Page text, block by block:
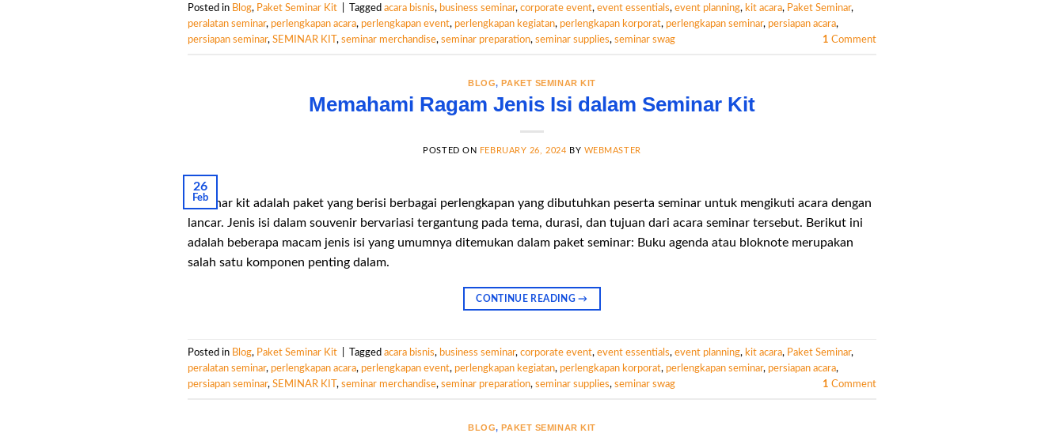
Posted in Blog, Paket Seminar Kit Tagged acara bisnis, business seminar, corporate event, event essentials, event planning, kit acara, Paket Seminar,
peralatan seminar, perlengkapan acara, perlengkapan event, perlengkapan kegiatan, perlengkapan korporat, perlengkapan seminar, persiapan acara,
persiapan seminar, SEMINAR KIT , seminar merchandise, seminar preparation, seminar supplies, seminar swag 1 Comment
BLOG,PAKET SEMINAR KIT
Memahami Ragam Jenis Isi dalam Seminar Kit
POSTED ON FEBRUARY 26, 2024 BY WEBMASTER
26
Feb
Seminar kit adalah paket yang berisi berbagai perlengkapan yang dibutuhkan peserta seminar untuk mengikuti acara dengan
lancar. Jenis isi dalam souvenir bervariasi tergantung pada tema, durasi, dan tujuan dari acara seminar tersebut. Berikut ini
adalah beberapa macam jenis isi yang umumnya ditemukan dalam paket seminar: Buku agenda atau bloknote merupakan
salah satu komponen penting dalam.
CONTINUE READING→
Posted in Blog, Paket Seminar Kit Tagged acara bisnis, business seminar, corporate event, event essentials, event planning, kit acara, Paket Seminar,
peralatan seminar, perlengkapan acara, perlengkapan event, perlengkapan kegiatan, perlengkapan korporat, perlengkapan seminar, persiapan acara,
persiapan seminar, SEMINAR KIT , seminar merchandise, seminar preparation, seminar supplies, seminar swag 1 Comment
BLOG,PAKET SEMINAR KIT